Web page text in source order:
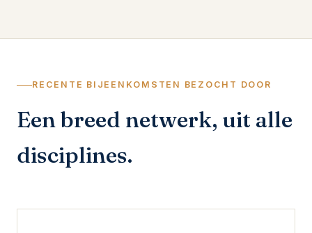
RECENTE BIJEENKOMSTEN BEZOCHT DOOR
Een breed netwerk, uit alle
disciplines.